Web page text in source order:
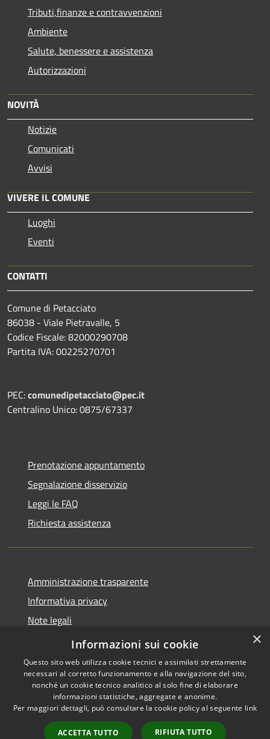
Tributi,finanze e contravvenzioni
Ambiente
Salute, benessere e assistenza
Autorizzazioni
NOVITÀ
Notizie
Comunicati
Avvisi
VIVERE IL COMUNE
Luoghi
Eventi
CONTATTI
Comune di Petacciato
86038 - Viale Pietravalle, 5
Codice Fiscale: 82000290708
Partita IVA: 00225270701
PEC:comunedipetacciato@pec.it
Centralino Unico: 0875/67337
Prenotazione appuntamento
Segnalazione disservizio
Leggi le FAQ
Richiesta assistenza
Amministrazione trasparente
Informativa privacy
Note legali
Dichiarazione di accessibilità
Accessibilità
Copyright © 2026 • Comune di
Petacciato • Powered by
Municipium•
Accesso
×
Informazioni sui cookie
Questo sito web utilizza cookie tecnici e assimilati strettamente
necessari al corretto funzionamento e alla navigazione del sito,
nonché un cookie tecnico analitico al solo fine di elaborare
informazioni statistiche, aggregate e anonime.
Per maggiori dettagli, può consultare la cookie policy al seguente link
ACCETTA TUTTO RIFIUTA TUTTO